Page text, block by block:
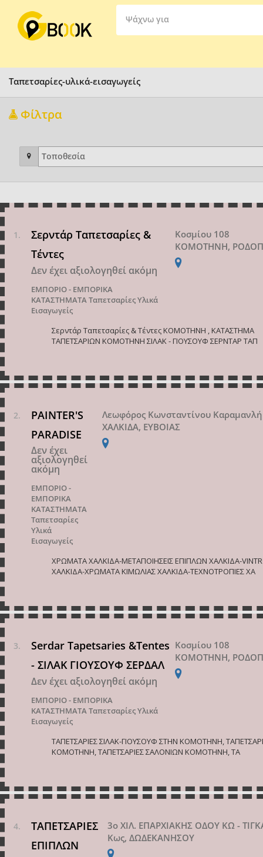
Ψάχνω για
Ταπετσαρίες-υλικά-εισαγωγείς
Φίλτρα
Σερντάρ Ταπετσαρίες &
Τέντες
Δεν έχει αξιολογηθεί ακόμη
ΕΜΠΟΡΙΟ - ΕΜΠΟΡΙΚΑ
ΚΑΤΑΣΤΗΜΑΤΑΤαπετσαρίες Υλικά
Εισαγωγείς
Κοσμίου 108
ΚΟΜΟΤΗΝΗ,
Σερντάρ Ταπετσαρίες & Τέντες ΚΟΜΟΤΗΝΗ , ΚΑΤΑΣΤΗΜΑ
ΤΑΠΕΤΣΑΡΙΩΝ ΚΟΜΟΤΗΝΗ ΣΙΛΑΚ - ΓΙΟΥΣΟΥΦ ΣΕΡΝΤΑΡ ΤΑΠ
PAINTER'S
PARADISE
Δεν έχει
αξιολογηθεί
ακόμη
ΕΜΠΟΡΙΟ -
ΕΜΠΟΡΙΚΑ
ΚΑΤΑΣΤΗΜΑΤΑ
Ταπετσαρίες
Υλικά
Εισαγωγείς
Λεωφόρος Κωνσταντίνου
ΧΑΛΚΙΔΑ, ΕΥΒΟΙΑΣ
ΧΡΩΜΑΤΑ ΧΑΛΚΙΔΑ-ΜΕΤΑΠΟΙΗΣΕΙΣ ΕΠΙΠΛΩΝ ΧΑΛΚΙΔΑ-
ΧΑΛΚΙΔΑ-ΧΡΩΜΑΤΑ ΚΙΜΩΛΙΑΣ ΧΑΛΚΙΔΑ-ΤΕΧΝΟΤΡΟΠΙΕΣ ΧΑ
Serdar Tapetsaries &Tentes
- ΣΙΛΑΚ ΓΙΟΥΣΟΥΦ ΣΕΡΔΑΛ
Δεν έχει αξιολογηθεί ακόμη
ΕΜΠΟΡΙΟ - ΕΜΠΟΡΙΚΑ
ΚΑΤΑΣΤΗΜΑΤΑΤαπετσαρίες Υλικά
Εισαγωγείς
Κοσμίου 108
ΚΟΜΟΤΗΝΗ,
ΤΑΠΕΤΣΑΡΙΕΣ ΣΙΛΑΚ-ΓΙΟΥΣΟΥΦ ΣΤΗΝ ΚΟΜΟΤΗΝΗ,
ΚΟΜΟΤΗΝΗ, ΤΑΠΕΤΣΑΡΙΕΣ ΣΑΛΟΝΙΩΝ ΚΟΜΟΤΗΝΗ, ΤΑ
ΤΑΠΕΤΣΑΡΙΕΣ
ΕΠΙΠΛΩΝ
3ο ΧΙΛ. ΕΠΑΡΧΙΑΚΗΣ ΟΔΟΥ ΚΩ -
Κως, ΔΩΔΕΚΑΝΗΣΟΥ